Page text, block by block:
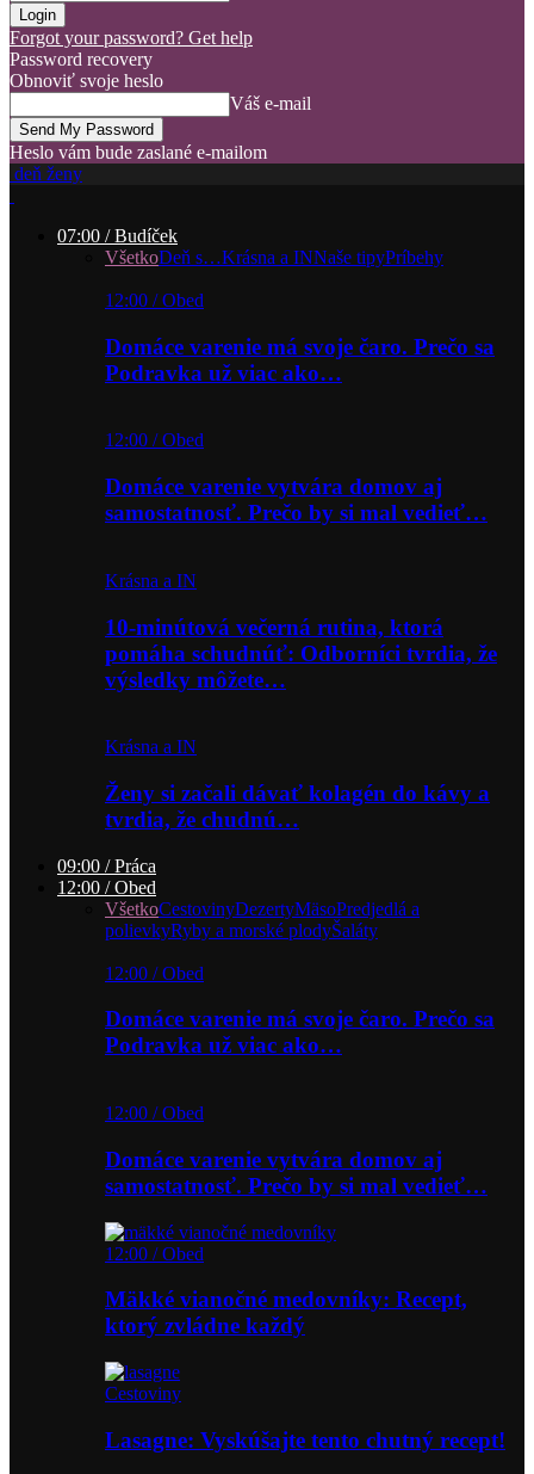
Forgot your password? Get help
Password recovery
Obnoviť svoje heslo
Váš e-mail
Heslo vám bude zaslané e-mailom
deň ženy
07:00 / Budíček
VšetkoDeň s…Krásna a INNaše tipyPríbehy
12:00 / Obed
Domáce varenie má svoje čaro. Prečo sa
Podravka už viac ako…
12:00 / Obed
Domáce varenie vytvára domov aj
samostatnosť. Prečo by si mal vedieť…
Krásna a IN
10-minútová večerná rutina, ktorá
pomáha schudnúť: Odborníci tvrdia, že
výsledky môžete…
Krásna a IN
Ženy si začali dávať kolagén do kávy a
tvrdia, že chudnú…
09:00 / Práca
12:00 / Obed
VšetkoCestovinyDezertyMäsoPredjedlá a
polievkyRyby a morské plodyŠaláty
12:00 / Obed
Domáce varenie má svoje čaro. Prečo sa
Podravka už viac ako…
12:00 / Obed
Domáce varenie vytvára domov aj
samostatnosť. Prečo by si mal vedieť…
12:00 / Obed
Mäkké vianočné medovníky: Recept,
ktorý zvládne každý
Cestoviny
Lasagne: Vyskúšajte tento chutný recept!